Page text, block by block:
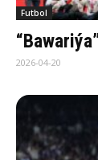
Futbol
2026-04-20